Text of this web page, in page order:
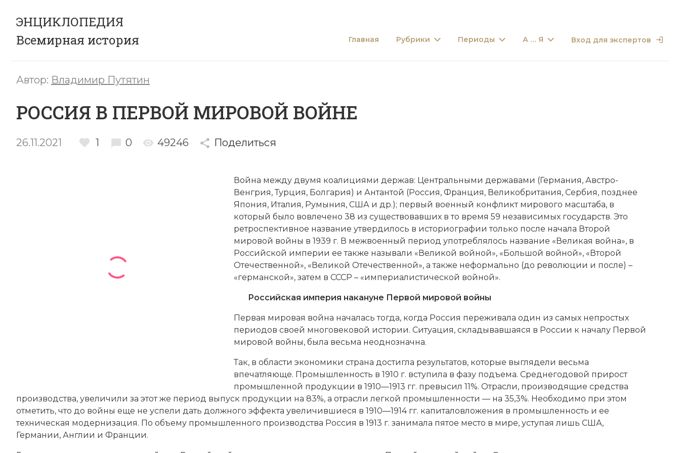
ЭНЦИКЛОПЕДИЯ
Всемирная история
Главная Рубрики Периоды А … Я Вход для экспертов
Автор: Владимир Путятин
РОССИЯ В ПЕРВОЙ МИРОВОЙ ВОЙНЕ
26.11.2021 1 0 49246 Поделиться
Война между двумя коалициями держав: Центральными державами (Германия, Австро-
Венгрия, Турция, Болгария) и Антантой (Россия, Франция, Великобритания, Сербия, позднее
Япония, Италия, Румыния, США и др.); первый военный конфликт мирового масштаба, в
который было вовлечено 38 из существовавших в то время 59 независимых государств. Это
ретроспективное название утвердилось в историографии только после начала Второй
мировой войны в 1939 г. В межвоенный период употреблялось название «Великая война», в
Российской империи ее также называли «Великой войной», «Большой войной», «Второй
Отечественной», «Великой Отечественной», а также неформально (до революции и после) –
«германской», затем в СССР – «империалистической войной».
Российская империя накануне Первой мировой войны
Первая мировая война началась тогда, когда Россия переживала один из самых непростых
периодов своей многовековой истории. Ситуация, складывавшаяся в России к началу Первой
мировой войны, была весьма неоднозначна.
Так, в области экономики страна достигла результатов, которые выглядели весьма
впечатляюще. Промышленность в 1910 г. вступила в фазу подъема. Среднегодовой прирост
промышленной продукции в 1910—1913 гг. превысил 11%. Отрасли, производящие средства
производства, увеличили за этот же период выпуск продукции на 83%, а отрасли легкой промышленности — на 35,3%. Необходимо при этом
отметить, что до войны еще не успели дать должного эффекта увеличившиеся в 1910—1914 гг. капиталовложения в промышленность и ее
техническая модернизация. По объему промышленного производства Россия в 1913 г. занимала пятое место в мире, уступая лишь США,
Германии, Англии и Франции.